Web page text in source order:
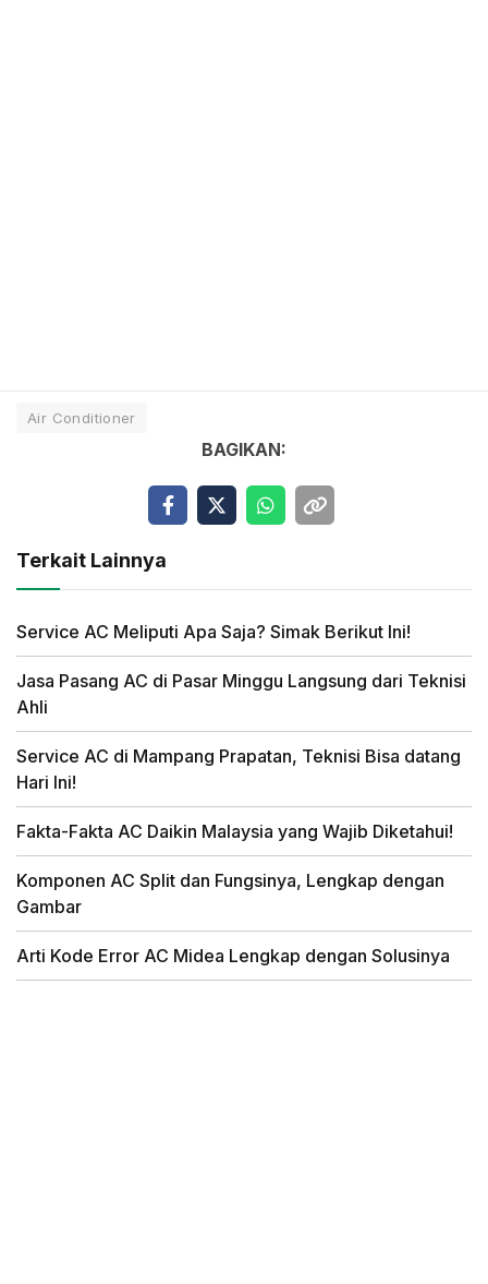
Air Conditioner
BAGIKAN:
Terkait Lainnya
Service AC Meliputi Apa Saja? Simak Berikut Ini!
Jasa Pasang AC di Pasar Minggu Langsung dari Teknisi
Ahli
Service AC di Mampang Prapatan, Teknisi Bisa datang
Hari Ini!
Fakta-Fakta AC Daikin Malaysia yang Wajib Diketahui!
Komponen AC Split dan Fungsinya, Lengkap dengan
Gambar
Arti Kode Error AC Midea Lengkap dengan Solusinya